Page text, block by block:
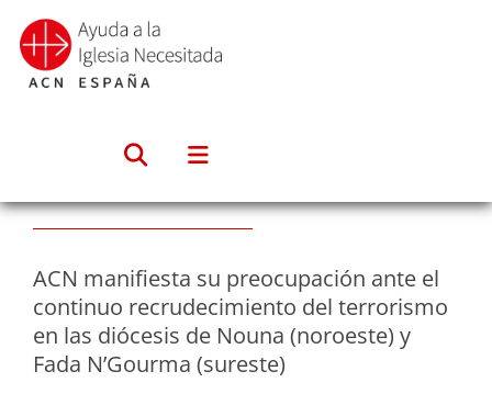
Saltar
contenido
ACN manifiesta su preocupación ante el
continuo recrudecimiento del terrorismo
en las diócesis de Nouna (noroeste) y
Fada N’Gourma (sureste)